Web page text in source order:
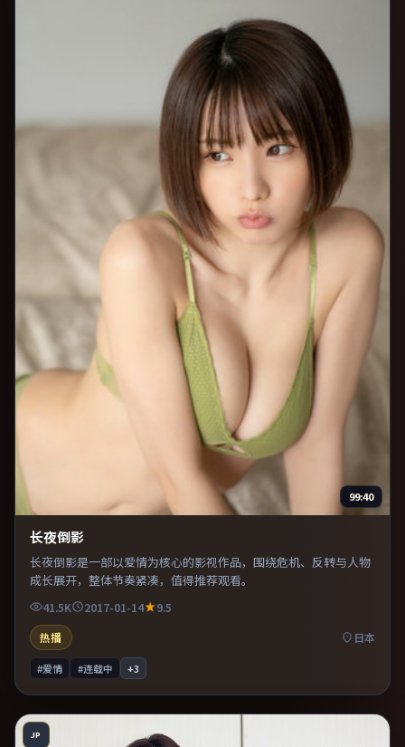
99:40
长夜倒影
长夜倒影是一部以爱情为核心的影视作品，围绕危机、反转与人物
成长展开，整体节奏紧凑，值得推荐观看。
41.5K 2017-01-14
9.5
热播
日本
#爱情 #连载中 +3
JP